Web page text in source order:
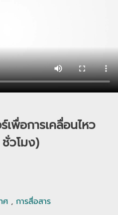
พื่อการเคลื่อนไหว
วโมง)
ศ , การสื่อสาร